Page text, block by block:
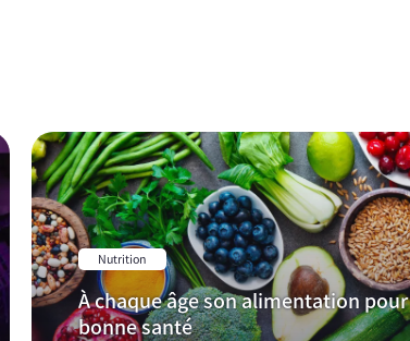
Nutrition
À chaque âge son alimentation
bonne santé